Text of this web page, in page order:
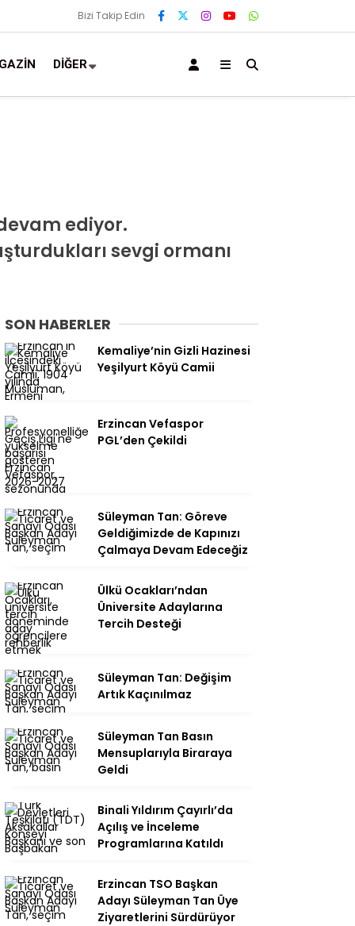
Bizi Takip Edin
DIĞER
ediyor.
sevgi ormanı
SON HABERLER
Kemaliye’nin Gizli Hazinesi
Yeşilyurt Köyü Camii
Erzincan Vefaspor
PGL’den Çekildi
Süleyman Tan: Göreve
Geldiğimizde de Kapınızı
Çalmaya Devam Edeceğiz
Ülkü Ocakları’ndan
Üniversite Adaylarına
Tercih Desteği
Süleyman Tan: Değişim
Artık Kaçınılmaz
Süleyman Tan Basın
Mensuplarıyla Biraraya
Geldi
Binali Yıldırım Çayırlı’da
Açılış ve İnceleme
Programlarına Katıldı
Erzincan TSO Başkan
Adayı Süleyman Tan Üye
Ziyaretlerini Sürdürüyor